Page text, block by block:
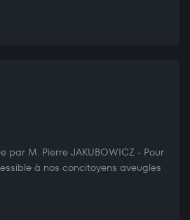
par M. Pierre JAKUBOWICZ - Pour
à nos concitoyens aveugles